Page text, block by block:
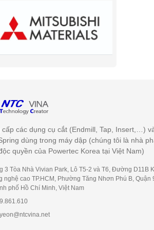
cấp các dụng cụ cắt (Endmill, Tap, Insert,…)
dùng trong máy dập (chúng tôi là nhà
quyền của Powertec Korea tại Việt Nam)
3 Tòa Nhà Vivian Park, Lô T5-2 và T6, Đường D11B
nghệ cao TP.HCM, Phường Tăng Nhơn Phú B, Quận
phố Hồ Chí Minh, Việt Nam